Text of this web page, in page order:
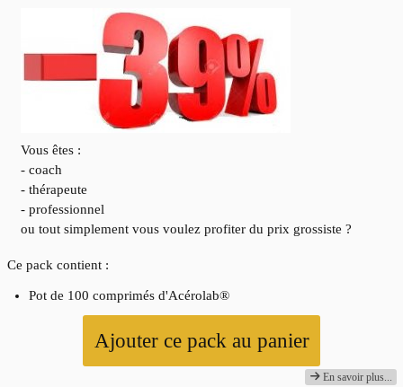
Vous êtes :
- coach
- thérapeute
- professionnel
ou tout simplement vous voulez profiter du prix grossiste ?
Ce pack contient :
Pot de 100 comprimés d'Acérolab®
Ajouter ce pack au panier
En savoir plus...